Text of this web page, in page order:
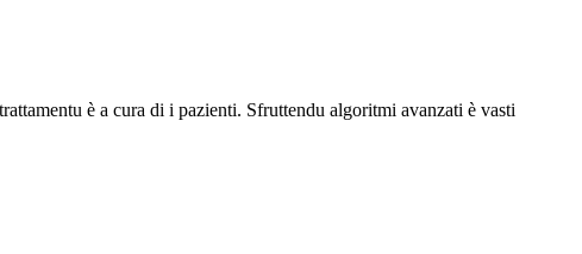
è a cura di i pazienti. Sfruttendu algoritmi avanzati è vasti